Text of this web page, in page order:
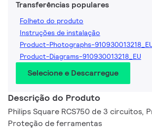
Transferências populares
Folheto do produto
Instruções de instalação
Product-Photographs-
Product-Diagrams-910930013218_EU
Selecione e Descarregue
Descrição do Produto
Philips Square RCS750 de 3 circuitos,
Proteção de ferramentas